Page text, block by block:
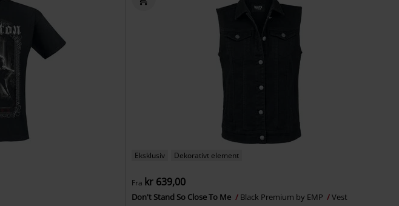
Eksklusiv Dekorativt element
Fra kr 639,00
Don't Stand So Close To Me Black Premium by EMP Vest